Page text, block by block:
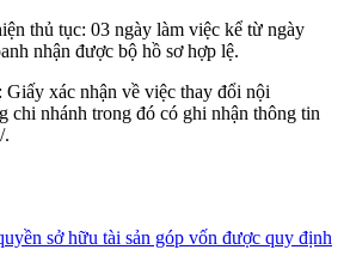
tục: 03 ngày làm việc kể từ ngày
nhận được bộ hồ sơ hợp lệ.
xác nhận về việc thay đổi nội
chi nhánh trong đó có ghi nhận thông tin
.
sở hữu tài sản góp vốn được quy định